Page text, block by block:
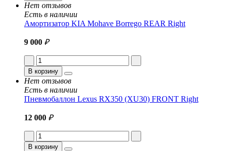
Нет отзывов
Есть в наличии
Амортизатор KIA Mohave Borrego REAR Right
9 000 ₽
В корзину
Нет отзывов
Есть в наличии
Пневмобаллон Lexus RX350 (XU30) FRONT Right
12 000 ₽
В корзину